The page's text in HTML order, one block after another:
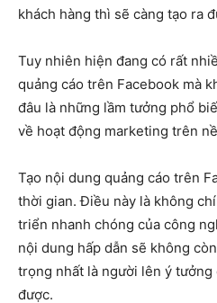
khách hàng thì sẽ càng tạo ra
Tuy nhiên hiện đang có rất
quảng cáo trên Facebook mà
đâu là những lầm tưởng phổ
về hoạt động marketing trên
Tạo nội dung quảng cáo trên
thời gian. Điều này là không
triển nhanh chóng của công
nội dung hấp dẫn sẽ không
trọng nhất là người lên ý tưởng
được.